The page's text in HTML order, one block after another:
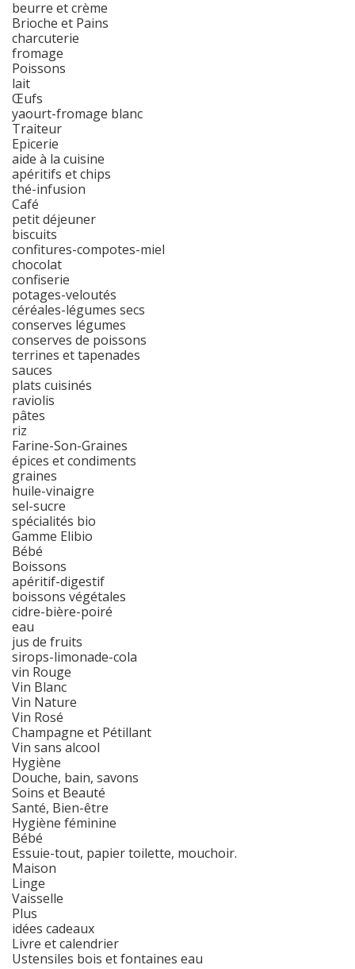
beurre et crème
Brioche et Pains
charcuterie
fromage
Poissons
lait
Œufs
yaourt-fromage blanc
Traiteur
Epicerie
aide à la cuisine
apéritifs et chips
thé-infusion
Café
petit déjeuner
biscuits
confitures-compotes-miel
chocolat
confiserie
potages-veloutés
céréales-légumes secs
conserves légumes
conserves de poissons
terrines et tapenades
sauces
plats cuisinés
raviolis
pâtes
riz
Farine-Son-Graines
épices et condiments
graines
huile-vinaigre
sel-sucre
spécialités bio
Gamme Elibio
Bébé
Boissons
apéritif-digestif
boissons végétales
cidre-bière-poiré
eau
jus de fruits
sirops-limonade-cola
vin Rouge
Vin Blanc
Vin Nature
Vin Rosé
Champagne et Pétillant
Vin sans alcool
Hygiène
Douche, bain, savons
Soins et Beauté
Santé, Bien-être
Hygiène féminine
Bébé
Essuie-tout, papier toilette, mouchoir.
Maison
Linge
Vaisselle
Plus
idées cadeaux
Livre et calendrier
Ustensiles bois et fontaines eau